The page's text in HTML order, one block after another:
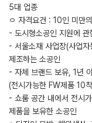
5대 업종
ㅇ 자격요건 : 10인 미만
- 도시형소공인 지원에
- 서울소재 사업장(사업
제조하는 소공인
- 자체 브랜드 보유, 1년
(전시가능한 FW제품 10
- 쇼룸 공간 내에서 전시
제품을 보유한 소공인